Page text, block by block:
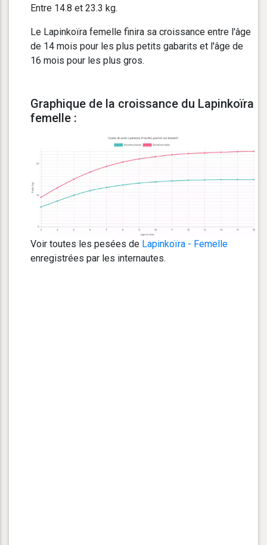
Entre 14.8 et 23.3 kg.
Le Lapinkoïra femelle finira sa croissance entre l'âge
de 14 mois pour les plus petits gabarits et l'âge de
16 mois pour les plus gros.
Graphique de la croissance du Lapinkoïra
femelle :
Voir toutes les pesées de Lapinkoïra - Femelle
enregistrées par les internautes.